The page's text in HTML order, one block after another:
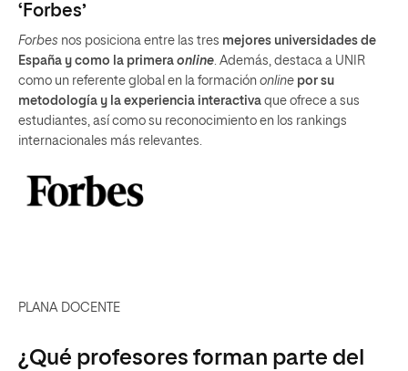
‘Forbes’
Forbes nos posiciona entre las tres mejores universidades de
España y como la primera online. Además, destaca a UNIR
como un referente global en la formación online por su
metodología y la experiencia interactiva que ofrece a sus
estudiantes, así como su reconocimiento en los rankings
internacionales más relevantes.
PLANA DOCENTE
¿Qué profesores forman parte del